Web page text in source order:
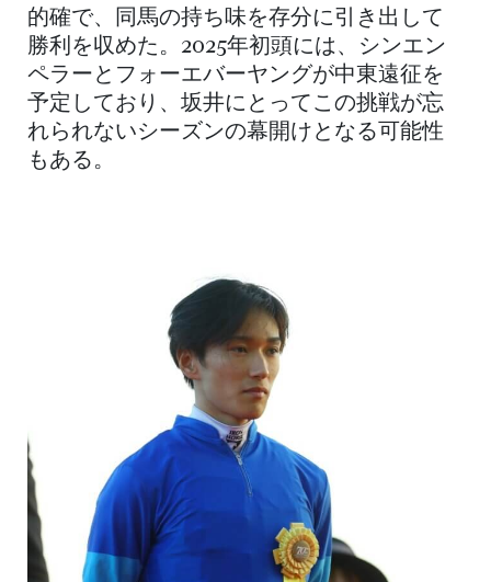
的確で、同馬の持ち味を存分に引き出して
勝利を収めた。2025年初頭には、シンエン
ペラーとフォーエバーヤングが中東遠征を
予定しており、坂井にとってこの挑戦が忘
れられないシーズンの幕開けとなる可能性
もある。